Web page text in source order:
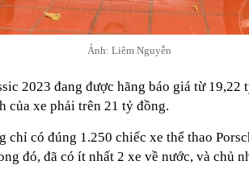
Ảnh: Liêm Nguyễn
2023 đang được hãng báo giá từ 19,22
của xe phải trên 21 tỷ đồng.
chỉ có đúng 1.250 chiếc xe thể thao
đó, đã có ít nhất 2 xe về nước, và chủ